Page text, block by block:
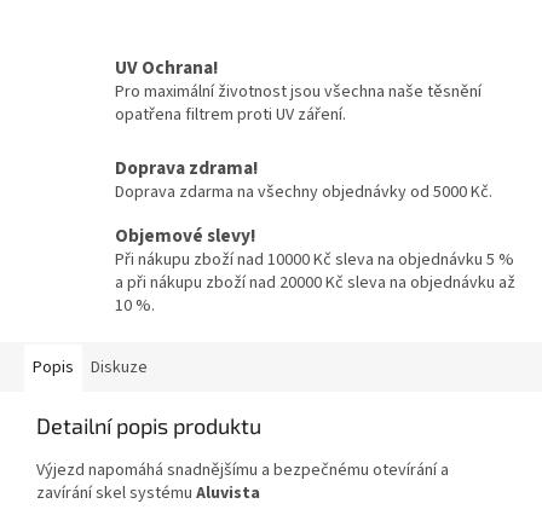
UV Ochrana!
Pro maximální životnost jsou všechna naše těsnění
opatřena filtrem proti UV záření.
Doprava zdrama!
Doprava zdarma na všechny objednávky od 5000 Kč.
Objemové slevy!
Při nákupu zboží nad 10000 Kč sleva na objednávku 5 %
a při nákupu zboží nad 20000 Kč sleva na objednávku až
10 %.
Popis Diskuze
Detailní popis produktu
Výjezd napomáhá snadnějšímu a bezpečnému otevírání a
zavírání skel systému Aluvista